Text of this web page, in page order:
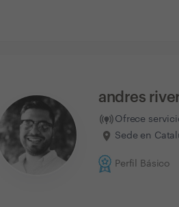
andres
Ofrece
Sede en
Perfil Básico